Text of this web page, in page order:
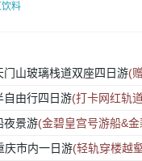
料
门山玻璃栈道双座四日游(
自由行四日游(打卡网红轨
夜景游(金碧皇宫号游船&
庆市内一日游(轻轨穿楼越